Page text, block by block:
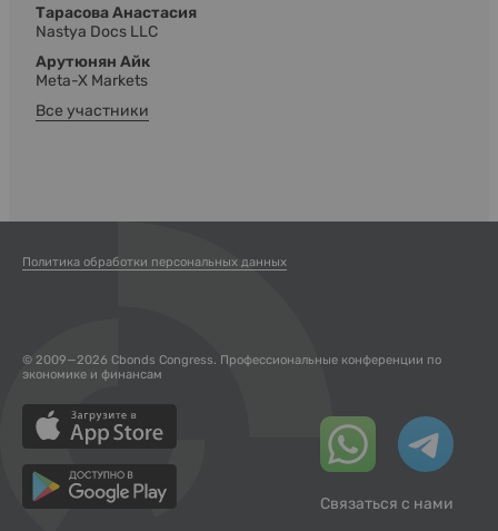
Тарасова Анастасия
Nastya Docs LLC
Арутюнян Айк
Meta-X Markets
Все участники
Политика обработки персональных данных
© 2009—2026 Cbonds Congress. Профессиональные конференции по
экономике и финансам
Связаться с нами